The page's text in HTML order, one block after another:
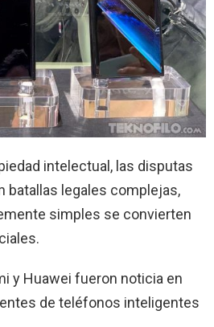
intelectual, las disputas
batallas legales complejas,
simples se convierten
y Huawei fueron noticia en
de teléfonos inteligentes